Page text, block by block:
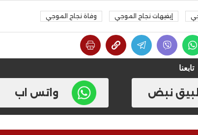
إيفيهات نجاح الموجي وفاة نجاح الموجي
تابعنا
نبض واتس اب